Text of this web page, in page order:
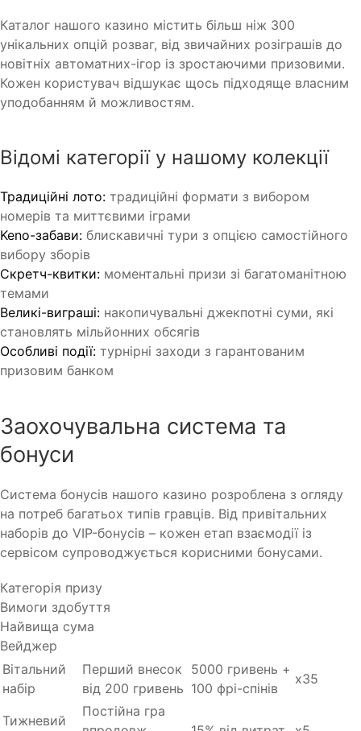
Каталог нашого казино містить більш ніж 300
унікальних опцій розваг, від звичайних розіграшів до
новітніх автоматних-ігор із зростаючими призовими.
Кожен користувач відшукає щось підходяще власним
уподобанням й можливостям.
Відомі категорії у нашому колекції
Традиційні лото: традиційні формати з вибором
номерів та миттєвими іграми
Keno-забави: блискавичні тури з опцією самостійного
вибору зборів
Скретч-квитки: моментальні призи зі багатоманітною
темами
Великі-виграші: накопичувальні джекпотні суми, які
становлять мільйонних обсягів
Особливі події: турнірні заходи з гарантованим
призовим банком
Заохочувальна система та
бонуси
Система бонусів нашого казино розроблена з огляду
на потреб багатьох типів гравців. Від привітальних
наборів до VIP-бонусів – кожен етап взаємодії із
сервісом супроводжується корисними бонусами.
Категорія призу
Вимоги здобуття
Найвища сума
Вейджер
Вітальний
набір
Перший внесок
від 200 гривень
5000 гривень +
100 фрі-спінів
х35
Тижневий
Постійна гра